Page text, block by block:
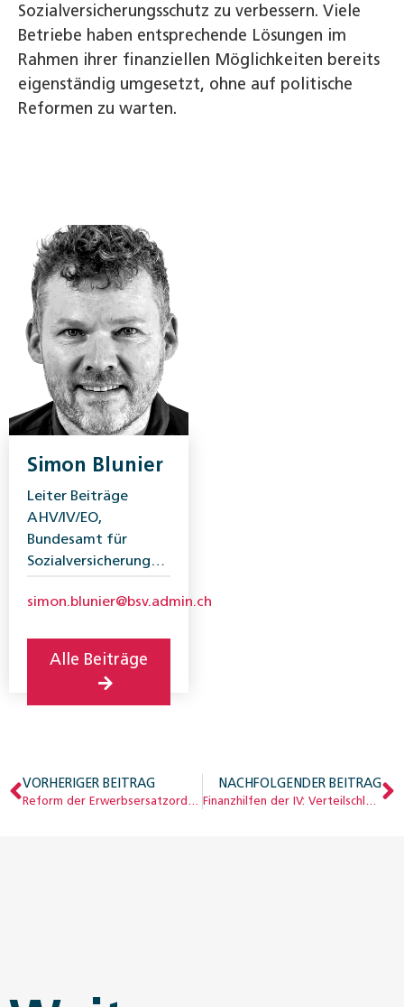
Sozialversicherungsschutz zu verbessern. Viele
Betriebe haben entsprechende Lösungen im
Rahmen ihrer finanziellen Möglichkeiten bereits
eigenständig umgesetzt, ohne auf politische
Reformen zu warten.
Simon Blunier
Leiter Beiträge
AHV/IV/EO,
Bundesamt für
Sozialversicherungen
simon.blunier@bsv.admin.ch
Alle Beiträge
VORHERIGER BEITRAG
Reform der Erwerbsersatzordnung stärkt Familien
NACHFOLGENDER BEITRAG
Finanzhilfen der IV: Verteilschlüssel entspricht nicht mehr der Realität